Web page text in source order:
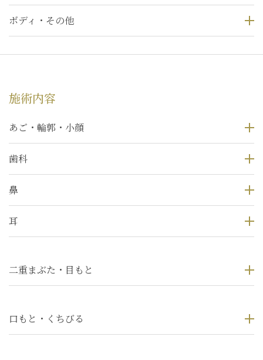
ボディ・その他
施術内容
あご・輪郭・小顔
歯科
鼻
耳
二重まぶた・目もと
口もと・くちびる